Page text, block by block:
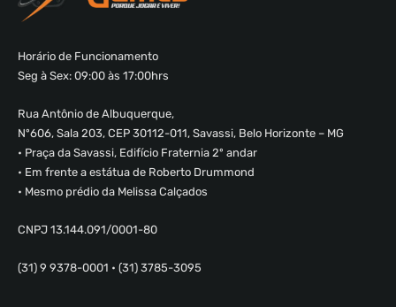
Horário de Funcionamento
Seg à Sex: 09:00 às 17:00hrs
Rua Antônio de Albuquerque,
Nº606, Sala 203, CEP 30112-011, Savassi, Belo Horizonte – MG
• Praça da Savassi, Edifício Fraternia 2º andar
• Em frente a estátua de Roberto Drummond
• Mesmo prédio da Melissa Calçados
CNPJ 13.144.091/0001-80
(31) 9 9378-0001 • (31) 3785-3095